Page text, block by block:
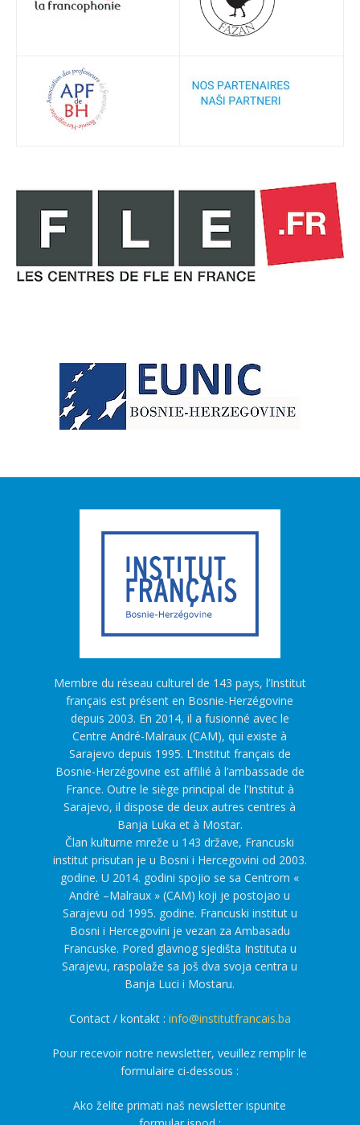
Membre du réseau culturel de 143 pays, l’Institut
français est présent en Bosnie-Herzégovine
depuis 2003. En 2014, il a fusionné avec le
Centre André-Malraux (CAM), qui existe à
Sarajevo depuis 1995. L’Institut français de
Bosnie-Herzégovine est affilié à l’ambassade de
France. Outre le siège principal de l’Institut à
Sarajevo, il dispose de deux autres centres à
Banja Luka et à Mostar.
Član kulturne mreže u 143 države, Francuski
institut prisutan je u Bosni i Hercegovini od 2003.
godine. U 2014. godini spojio se sa Centrom «
André –Malraux » (CAM) koji je postojao u
Sarajevu od 1995. godine. Francuski institut u
Bosni i Hercegovini je vezan za Ambasadu
Francuske. Pored glavnog sjedišta Instituta u
Sarajevu, raspolaže sa još dva svoja centra u
Banja Luci i Mostaru.
Contact / kontakt : info@institutfrancais.ba
Pour recevoir notre newsletter, veuillez remplir le
formulaire ci-dessous :
Ako želite primati naš newsletter ispunite